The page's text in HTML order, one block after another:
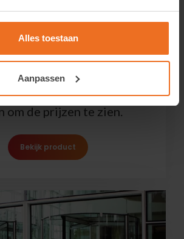
Alles toestaan
Aanpassen
SR PS 4 – Safety Clear 100µ
om de prijzen te zien.
Bekijk product